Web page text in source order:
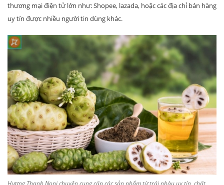
thương mại điện tử lớn như: Shopee, lazada, hoặc các địa chỉ bán hàng
uy tín được nhiều người tin dùng khác.
Hương Thanh Noni chuyên cung cấp các sản phẩm từ trái nhàu uy tín, chất